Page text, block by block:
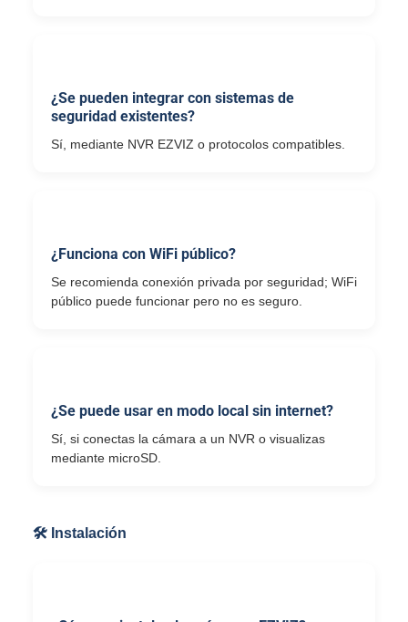
¿Se pueden integrar con sistemas de
seguridad existentes?
Sí, mediante NVR EZVIZ o protocolos compatibles.
¿Funciona con WiFi público?
Se recomienda conexión privada por seguridad; WiFi
público puede funcionar pero no es seguro.
¿Se puede usar en modo local sin internet?
Sí, si conectas la cámara a un NVR o visualizas
mediante microSD.
🛠 Instalación